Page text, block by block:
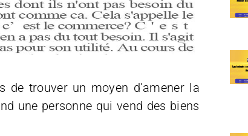
de trouver un moyen d’amener la
une personne qui vend des biens